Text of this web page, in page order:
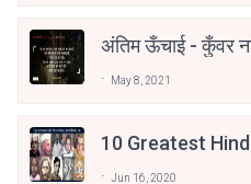
अंतिम ऊँचाई - कुँवर
May 8, 2021
10 Greatest
Jun 16, 2020